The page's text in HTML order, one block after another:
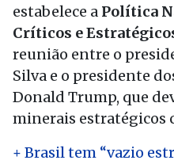
estabelece a Política
Críticos e
reunião entre o
Silva e o presidente
Donald Trump, que
minerais estratégicos
+ Brasil tem “vazio